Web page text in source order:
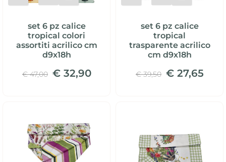
set 6 pz calice
tropical colori
assortiti acrilico cm
d9x18h
€ 47,00 € 32,90
set 6 pz calice
tropical
trasparente acrilico
cm d9x18h
€ 39,50 € 27,65